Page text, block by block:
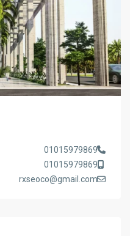
01015979869
01015979869
rxseoco@gmail.com